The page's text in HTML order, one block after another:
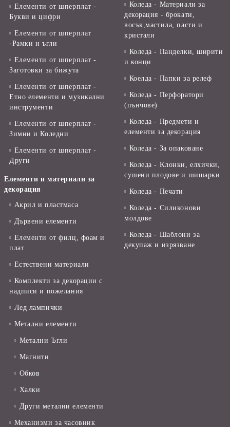
Елементи от шперплат -
Букви и цифри
Елементи от шперплат
-Рамки и ъгли
Елементи от шперплат -
Заготовки за бижута
Елементи от шперплат -
Етно елементи и музикални
инструменти
Елементи от шперплат -
Зимни и Коледни
Елементи от шперплат -
Други
Елементи и материали за
декорация
Акрил и пластмаса
Дървени елементи
Елементи от филц, фоам и
плат
Естествени материали
Комплекти за декорации с
надписи и пожелания
Лед лампички
Метални елементи
Метални Ъгли
Магнити
Обков
Халки
Други метални елементи
Механизми за часовник
Коледа - Материали за
декорация - брокати,
восък,мастила, пасти и
кристали
Коледа - Панделки, ширити
и конци
Коелда - Папки за релеф
Коледа - Перфоратори
(пънчове)
Коледа - Предмети и
елементи за декорация
Коледа - За опаковане
Коледа - Kлонки, елхички,
сушени плодове и шишарки
Коледа - Печати
Коледа - Силиконови
молдове
Коледа - Шаблони за
декупаж и изрязване